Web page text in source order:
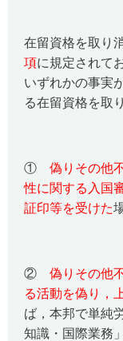
在留資格を取り
項に規定されて
いずれかの事実
る在留資格を取
① 偽りその他
性に関する入国
証印等を受けた
② 偽りその他
る活動を偽り，
ば，本邦で単純
知識・国際業務